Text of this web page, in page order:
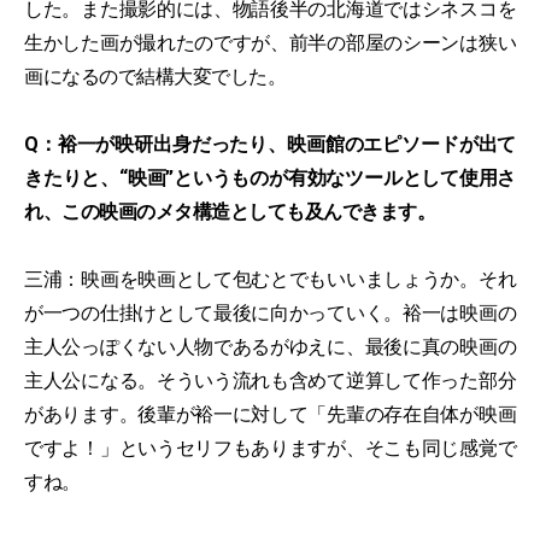
した。また撮影的には、物語後半の北海道ではシネスコを
生かした画が撮れたのですが、前半の部屋のシーンは狭い
画になるので結構大変でした。
Q：裕一が映研出身だったり、映画館のエピソードが出て
きたりと、“映画”というものが有効なツールとして使用さ
れ、この映画のメタ構造としても及んできます。
三浦：映画を映画として包むとでもいいましょうか。それ
が一つの仕掛けとして最後に向かっていく。裕一は映画の
主人公っぽくない人物であるがゆえに、最後に真の映画の
主人公になる。そういう流れも含めて逆算して作った部分
があります。後輩が裕一に対して「先輩の存在自体が映画
ですよ！」というセリフもありますが、そこも同じ感覚で
すね。